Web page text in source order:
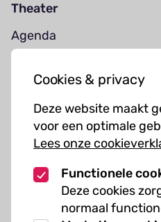
Cookies & privacy
Deze website maakt
voor een optimale
Lees onze
Functionele
Deze cookies
normaal
Theater
Agenda
Muziekcursussen
Kunst cursussen
Over ons
Organisatie